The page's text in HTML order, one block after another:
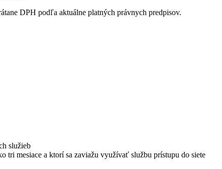
DPH podľa aktuálne platných právnych predpisov.
služieb
tri mesiace a ktorí sa zaviažu využívať službu prístupu do siete